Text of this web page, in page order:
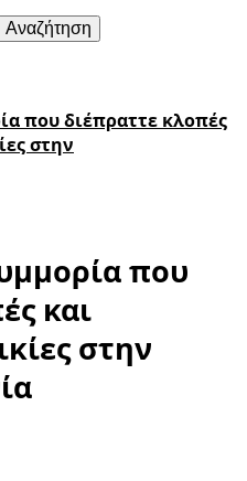
που διέπραττε κλοπές
στην
που
και
στην